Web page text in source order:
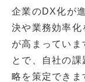
企業のDX化が
決や業務効率
が高まっていま
とで、自社の
略を策定できま